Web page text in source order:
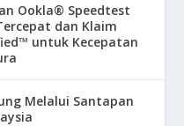
Ookla® Speedtest
dan Klaim
untuk Kecepatan
Melalui Santapan